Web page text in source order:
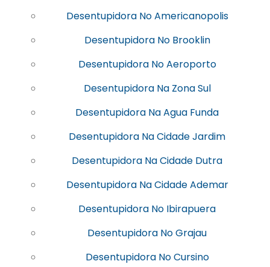
Desentupidora No Americanopolis
Desentupidora No Brooklin
Desentupidora No Aeroporto
Desentupidora Na Zona Sul
Desentupidora Na Agua Funda
Desentupidora Na Cidade Jardim
Desentupidora Na Cidade Dutra
Desentupidora Na Cidade Ademar
Desentupidora No Ibirapuera
Desentupidora No Grajau
Desentupidora No Cursino